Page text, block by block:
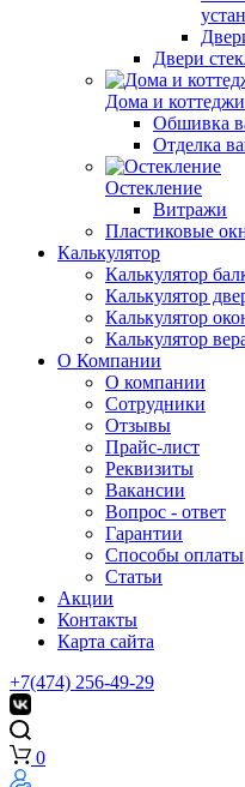
Двери
Дома и коттеджи
Обшивка
Отделка
Остекление
Витражи
Пластиковые
Калькулятор
Калькулятор
Калькулятор
Калькулятор
Калькулятор
О Компании
О компании
Сотрудники
Отзывы
Прайс-лист
Реквизиты
Вакансии
Вопрос - ответ
Гарантии
Способы оплаты
Статьи
Акции
Контакты
Карта сайта
+7(474) 256-49-29
0